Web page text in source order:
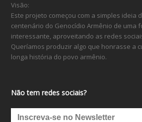
Visão:
Este projeto começou com a simples ideia
centenário do Genocídio Armênio de uma
interessante, aproveitando as redes
Queríamos produzir algo que honrasse a
longa história do povo armênio.
Não tem redes sociais?
Inscreva-se no Newsletter